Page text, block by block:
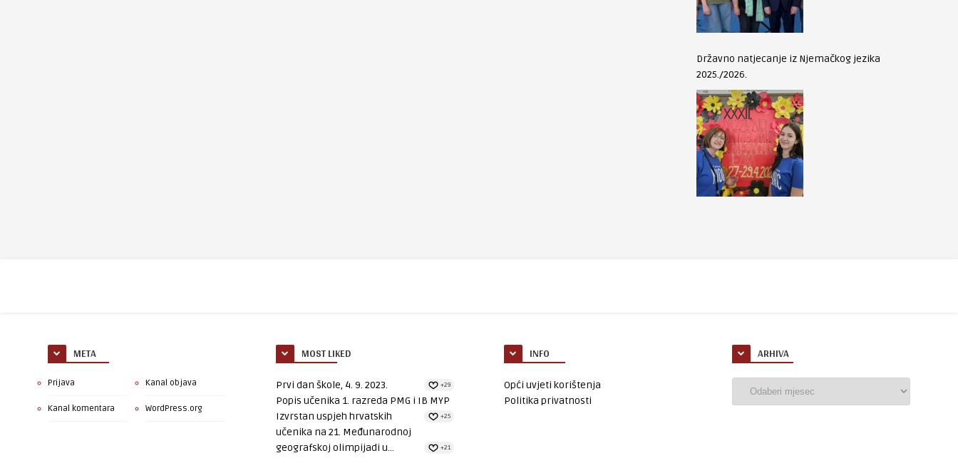
Državno natjecanje iz Njemačkog jezika
2025./2026.
META
Prijava Kanal objava
Kanal komentara WordPress.org
MOST LIKED
Prvi dan škole, 4. 9. 2023. +29
Popis učenika 1. razreda PMG i IB MYP
+25
Izvrstan uspjeh hrvatskih
učenika na 21. Međunarodnoj
geografskoj olimpijadi u...
+21
INFO
Opći uvjeti korištenja
Politika privatnosti
ARHIVA